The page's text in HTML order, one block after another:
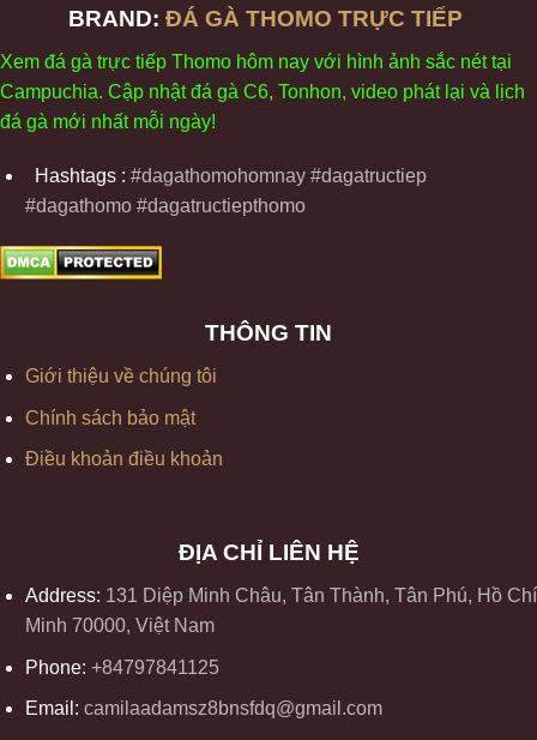
BRAND: ĐÁ GÀ THOMO TRỰC TIẾP
Xem đá gà trực tiếp Thomo hôm nay với hình ảnh sắc néttại
Campuchia. Cập nhậtđá gà C6, Tonhon, video phátl ại và ịch
đá gà mới nhất mỗi ngày!
Hashtags : #dagathomohomnay #dagatructiep
#dagathomo #dagatructiepthomo
THÔNG TIN
Giới thiệu về chúng tôi
Chính sách bảo mật
Điều khoản điều khoản
ĐỊA CHỈ LIÊN HỆ
Address: 131 Diệp Minh Châu, Tân Thành, Tân Phú, Hồ Chí
Minh 70000, Việt Nam
Phone: +84797841125
Email: camilaadamsz8bnsfdq@gmail.com